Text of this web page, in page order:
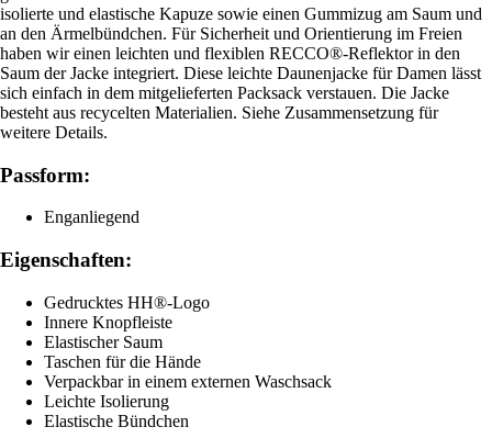
isolierte und elastische Kapuze sowie einen Gummizug am Saum und
an den Ärmelbündchen. Für Sicherheit und Orientierung im Freien
haben wir einen leichten und flexiblen RECCO®-Reflektor in den
Saum der Jacke integriert. Diese leichte Daunenjacke für Damen lässt
sich einfach in dem mitgelieferten Packsack verstauen. Die Jacke
besteht aus recycelten Materialien. Siehe Zusammensetzung für
weitere Details.
Passform:
Enganliegend
Eigenschaften:
Gedrucktes HH®-Logo
Innere Knopfleiste
Elastischer Saum
Taschen für die Hände
Verpackbar in einem externen Waschsack
Leichte Isolierung
Elastische Bündchen